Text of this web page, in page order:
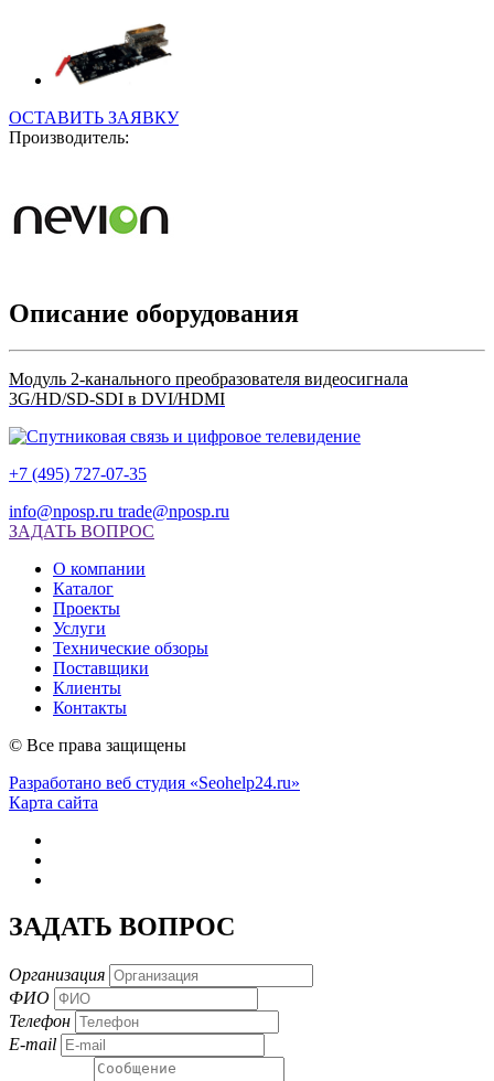
ОСТАВИТЬ ЗАЯВКУ
Производитель:
Описание оборудования
Модуль 2-канального преобразователя видеосигнала
3G/HD/SD-SDI в DVI/HDMI
+7 (495) 727-07-35
info@nposp.ru trade@nposp.ru
ЗАДАТЬ ВОПРОС
О компании
Каталог
Проекты
Услуги
Технические обзоры
Поставщики
Клиенты
Контакты
© Все права защищены
Разработано веб студия «Seohelp24.ru»
Карта сайта
ЗАДАТЬ ВОПРОС
Организация
ФИО
Телефон
E-mail